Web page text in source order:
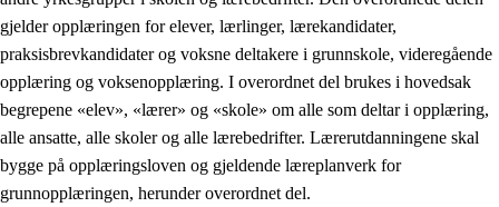
gjelder opplæringen for elever, lærlinger, lærekandidater,
praksisbrevkandidater og voksne deltakere i grunnskole, videregående
opplæring og voksenopplæring. I overordnet del brukes i hovedsak
begrepene «elev», «lærer» og «skole» om alle som deltar i opplæring,
alle ansatte, alle skoler og alle lærebedrifter. Lærerutdanningene skal
bygge på opplæringsloven og gjeldende læreplanverk for
grunnopplæringen, herunder overordnet del.